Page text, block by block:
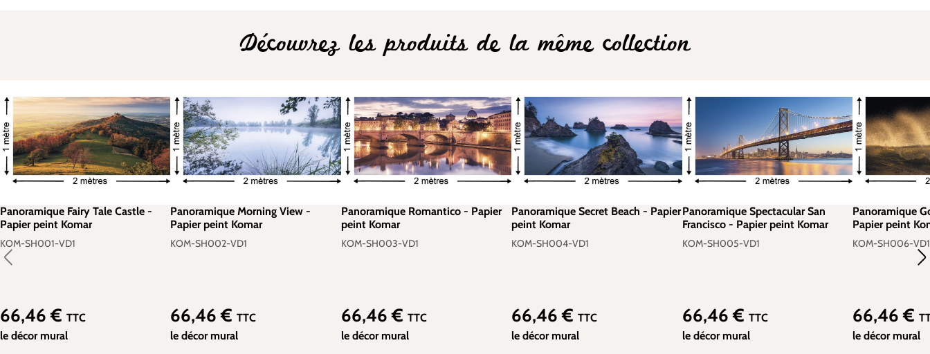
Découvrez les produits de la même collection
Panoramique Fairy Tale Castle -
Papier peint Komar
KOM-SH001-VD1
Prix régulier :
66,46 € TTC
le décor mural
Panoramique Morning View -
Papier peint Komar
KOM-SH002-VD1
Prix régulier :
66,46 €TTC
le décor mural
Panoramique Romantico - Papier
peint Komar
KOM-SH003-VD1
Prix régulier :
66,46 € TTC
le décor mural
Panoramique Secret Beach - Papier
peint Komar
KOM-SH004-VD1
Prix régulier :
66,46 €TTC
le décor mural
Panoramique Spectacular San
Francisco - Papier peint Komar
KOM-SH005-VD1
Prix régulier :
66,46 € TTC
le décor mural
Panoramique
Papier peint
KOM-SH006-VD1
Prix régulier :
66,46 €
le décor mural